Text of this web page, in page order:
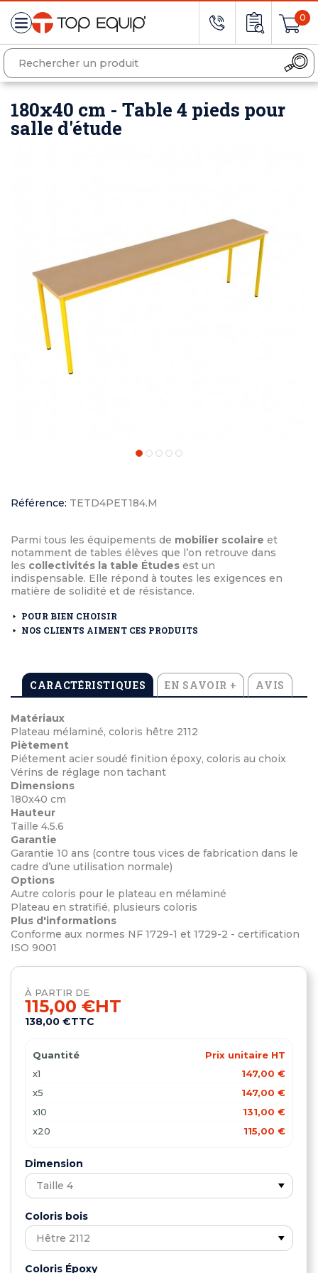
0
180x40 cm - Table 4 pieds pour
salle d'étude
Référence: TETD4PET184.M
Parmi tous les équipements de mobilier scolaire et
notamment de tables élèves que l’on retrouve dans
les collectivités la table Études est un
indispensable. Elle répond à toutes les exigences en
matière de solidité et de résistance.
POUR BIEN CHOISIR
NOS CLIENTS AIMENT CES PRODUITS
CARACTÉRISTIQUES EN SAVOIR + AVIS
Matériaux
Plateau mélaminé, coloris hêtre 2112
Piètement
Piétement acier soudé finition époxy, coloris au choix
Vérins de réglage non tachant
Dimensions
180x40 cm
Hauteur
Taille 4.5.6
Garantie
Garantie 10 ans (contre tous vices de fabrication dans le
cadre d’une utilisation normale)
Options
Autre coloris pour le plateau en mélaminé
Plateau en stratifié, plusieurs coloris
Plus d'informations
Conforme aux normes NF 1729-1 et 1729-2 - certification
ISO 9001
À PARTIR DE
115,00 €HT
138,00 €TTC
Quantité
Prix unitaire HT
x1
147,00 €
x5
147,00 €
x10
131,00 €
x20
115,00 €
Dimension
Coloris bois
Coloris Époxy